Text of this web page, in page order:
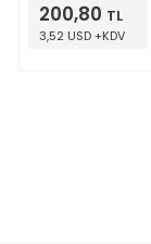
200,80 TL
3,52 USD +KDV